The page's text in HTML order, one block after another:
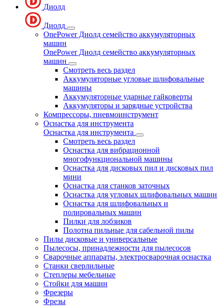
Диолд
Диолд
OnePower Диолд семейство аккумуляторных
машин
OnePower Диолд семейство аккумуляторных
машин
Смотреть весь раздел
Аккумуляторные угловые шлифовальные
машины
Аккумуляторные ударные гайковерты
Аккумуляторы и зарядные устройства
Компрессоры, пневмоинструмент
Оснастка для инструмента
Оснастка для инструмента
Смотреть весь раздел
Оснастка для вибрационной
многофункциональной машины
Оснастка для дисковых пил и дисковых пил
мини
Оснастка для станков заточных
Оснастка для угловых шлифовальных машин
Оснастка для шлифовальных и
полировальных машин
Пилки для лобзиков
Полотна пильные для сабельной пилы
Пилы дисковые и универсальные
Пылесосы, принадлежности для пылесосов
Сварочные аппараты, электросварочная оснастка
Станки сверлильные
Степлеры мебельные
Стойки для машин
Фрезеры
Фрезы